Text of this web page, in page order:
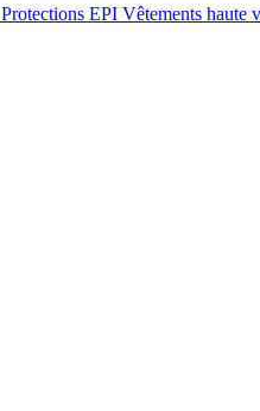
Protections EPI Vêtements haute